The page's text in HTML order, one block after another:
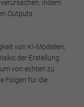
indem
Outputs
von KI-Modellen,
der Erstellung
von echten zu
Folgen für die